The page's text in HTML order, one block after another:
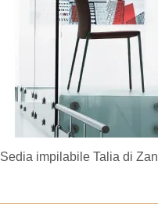
Sedia impilabile Talia di